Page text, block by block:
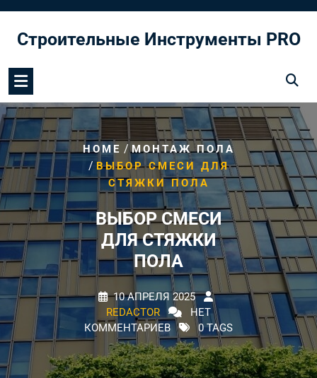
содержимому
Строительные Инструменты PRO
HOME /МОНТАЖ ПОЛА
/ ВЫБОР СМЕСИ ДЛЯ
СТЯЖКИ ПОЛА
ВЫБОР СМЕСИ
ДЛЯ СТЯЖКИ
ПОЛА
10 АПРЕЛЯ 2025
REDACTOR
НЕТ
КОММЕНТАРИЕВ
0 TAGS